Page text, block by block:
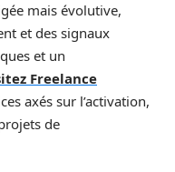
mais évolutive,
et des signaux
et un
Freelance
axés sur l’activation,
de